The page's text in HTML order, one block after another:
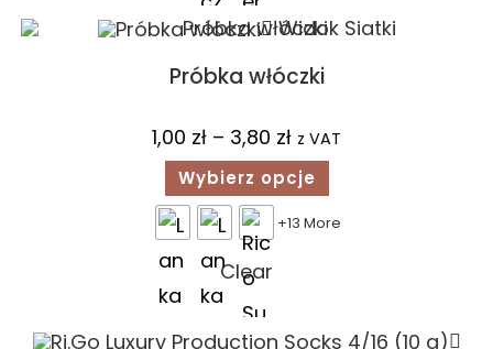
Widok Siatki
Próbka włóczki
1,00 zł – 3,80 zł z VAT
Wybierz opcje
+13 More
Clear